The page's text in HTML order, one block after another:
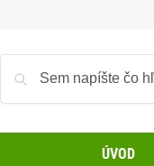
ÚVOD